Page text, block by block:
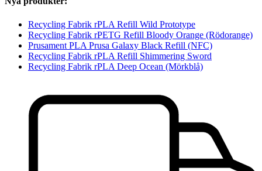
Recycling Fabrik rPLA Refill Wild Prototype
Recycling Fabrik rPETG Refill Bloody Orange (Rödorange)
Prusament PLA Prusa Galaxy Black Refill (NFC)
Recycling Fabrik rPLA Refill Shimmering Sword
Recycling Fabrik rPLA Deep Ocean (Mörkblå)